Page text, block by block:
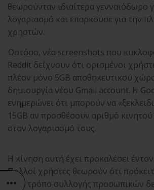
θεωρούνταν ιδιαίτερα γενναιόδωρο
λογαριασμό και επαρκούσε για την
χρηστών.
Ωστόσο, νέα screenshots που
Reddit δείχνουν ότι ορισμένοι
πλέον μόνο 5GB αποθηκευτικού
δημιουργία νέου Gmail account. Η
ενημερώνει ότι μπορούν να
15GB αν προσθέσουν αριθμό
στον λογαριασμό τους.
Η κίνηση αυτή έχει προκαλέσει
Πολλοί χρήστες θεωρούν ότι
έναν τρόπο συλλογής προσωπικών